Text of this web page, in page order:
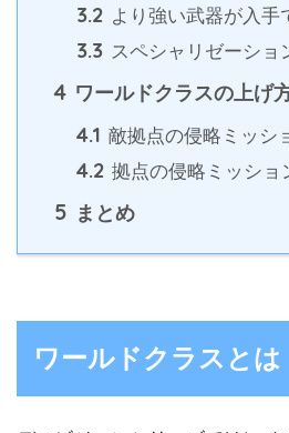
3.2 より強い武器が入手
3.3 スペシャリゼーショ
4 ワールドクラスの上げ
4.1 敵拠点の侵略ミッシ
4.2 拠点の侵略ミッショ
5 まとめ
ワールドクラスとは